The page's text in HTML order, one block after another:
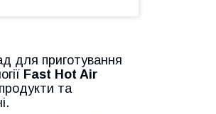
для приготування
Fast Hot Air
та